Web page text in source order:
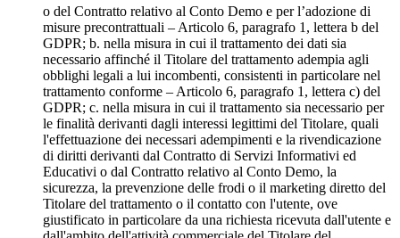
o del Contratto relativo al Conto Demo e per l’adozione di
misure precontrattuali – Articolo 6, paragrafo 1, lettera b del
GDPR; b. nella misura in cui il trattamento dei dati sia
necessario affinché il Titolare del trattamento adempia agli
obblighi legali a lui incombenti, consistenti in particolare nel
trattamento conforme – Articolo 6, paragrafo 1, lettera c) del
GDPR; c. nella misura in cui il trattamento sia necessario per
le finalità derivanti dagli interessi legittimi del Titolare, quali
l'effettuazione dei necessari adempimenti e la rivendicazione
di diritti derivanti dal Contratto di Servizi Informativi ed
Educativi o dal Contratto relativo al Conto Demo, la
sicurezza, la prevenzione delle frodi o il marketing diretto del
Titolare del trattamento o il contatto con l'utente, ove
giustificato in particolare da una richiesta ricevuta dall'utente e